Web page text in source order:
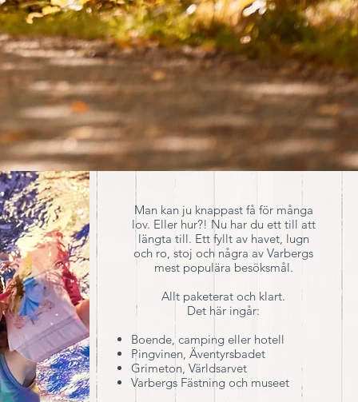
Man kan ju knappast få för många
lov. Eller hur?! Nu har du ett till att
längta till. Ett fyllt av havet, lugn
och ro, stoj och några av Varbergs
mest populära besöksmål.
Allt paketerat och klart.
Det här ingår:
Boende, camping eller hotell
Pingvinen, Äventyrsbadet
Grimeton, Världsarvet
Varbergs Fästning och museet